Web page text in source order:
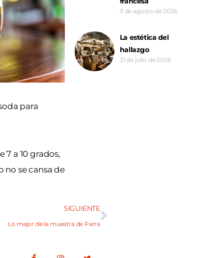
para
7 a 10 grados,
se cansa de
3 de agosto de 2026
La estética del
hallazgo
31 de julio de 2026
SIGUIENTE
Lo mejor de la muestra de Parra